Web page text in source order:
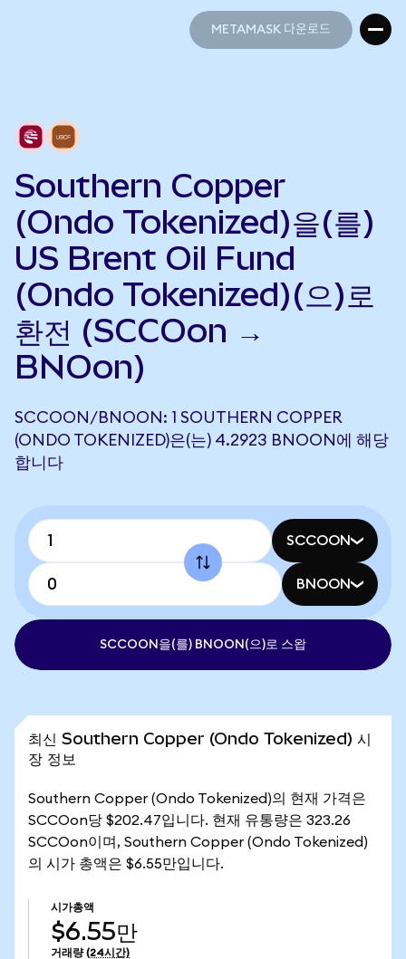
METAMASK 다운로드
Southern Copper
(Ondo Tokenized)을(를)
US Brent Oil Fund
(Ondo Tokenized)(으)로
환전 (SCCOon →
BNOon)
SCCOON/BNOON: 1 SOUTHERN COPPER
(ONDO TOKENIZED)은(는) 4.2923 BNOON에 해당
합니다
SCCOON
BNOON
SCCOON을(를) BNOON(으)로 스왑
최신 Southern Copper (Ondo Tokenized) 시
장 정보
Southern Copper (Ondo Tokenized)의 현재 가격은
SCCOon당 $202.47입니다. 현재 유통량은 323.26
SCCOon이며, Southern Copper (Ondo Tokenized)
의 시가 총액은 $6.55만입니다.
시가총액
$6.55만
거래량 (24시간)